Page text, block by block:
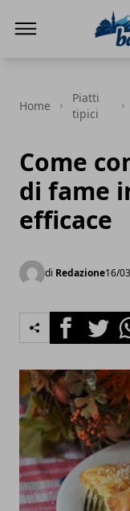
Home
Piatti
tipici
Come
di fame
efficace
di Redazione16/
FacebookTwitter